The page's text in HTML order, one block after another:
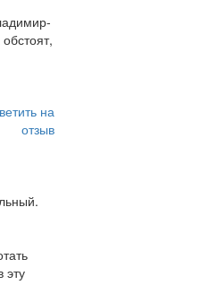
на
отзыв
эту